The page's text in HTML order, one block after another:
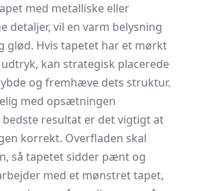
med metalliske eller
detaljer, vil en varm belysning
glød. Hvis tapetet har et mørkt
kan strategisk placerede
og fremhæve dets struktur.
med opsætningen
bedste resultat er det vigtigt at
korrekt. Overfladen skal
så tapetet sidder pænt og
med et mønstret tapet,